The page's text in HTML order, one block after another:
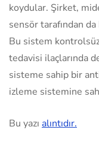
koydular. Şirket,
sensör tarafından
Bu sistem
tedavisi ilaçlarında
sisteme sahip bir
izleme sistemine
Bu yazı alıntıdır.